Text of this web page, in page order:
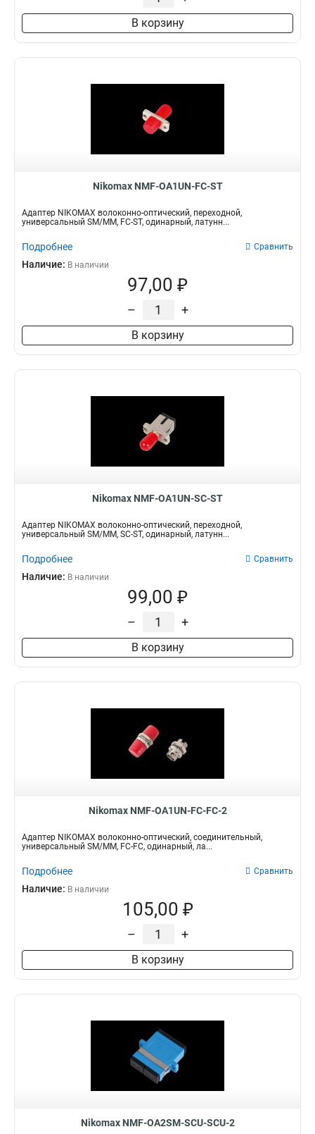
В корзину
Nikomax NMF-OA1UN-FC-ST
Адаптер NIKOMAX волоконно-оптический, переходной,
универсальный SM/MM, FC-ST, одинарный, латунн...
Подробнее Сравнить
Наличие: В наличии
97,00 ₽
– +
В корзину
Nikomax NMF-OA1UN-SC-ST
Адаптер NIKOMAX волоконно-оптический, переходной,
универсальный SM/MM, SC-ST, одинарный, латунн...
Подробнее Сравнить
Наличие: В наличии
99,00 ₽
– +
В корзину
Nikomax NMF-OA1UN-FC-FC-2
Адаптер NIKOMAX волоконно-оптический, соединительный,
универсальный SM/MM, FC-FC, одинарный, ла...
Подробнее Сравнить
Наличие: В наличии
105,00 ₽
– +
В корзину
Nikomax NMF-OA2SM-SCU-SCU-2